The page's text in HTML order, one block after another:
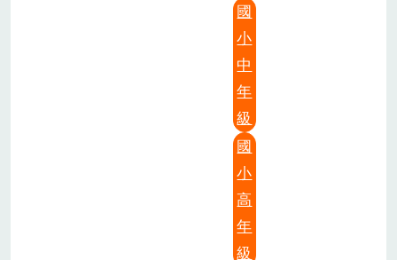
國
小
中
年
級
國
小
高
年
級